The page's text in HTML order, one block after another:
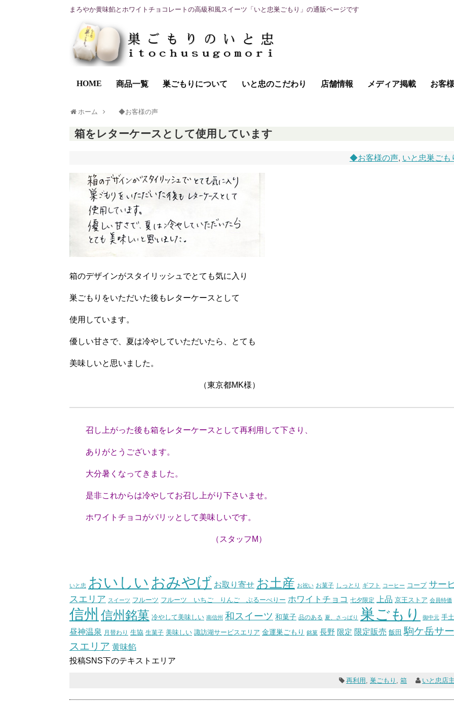
まろやか黄味餡とホワイトチョコレートの高級和風スイーツ「いと忠巣ごもり」の通販ページです
HOME 商品一覧 巣ごもりについて いと忠のこだわり 店舗情報 メディア掲載 お客
ホーム ◆お客様の声
箱をレターケースとして使用しています
◆お客様の声, いと忠巣ごも
箱のデザインがスタイリッシュでとても気に入り
巣ごもりをいただいた後もレターケースとして
使用しています。
優しい甘さで、夏は冷やしていただいたら、とても
美味しいと思いました。
（東京都MK様）
召し上がった後も箱をレターケースとして再利用して下さり、
ありがとうございます。
大分暑くなってきました。
是非これからは冷やしてお召し上がり下さいませ。
ホワイトチョコがパリッとして美味しいです。
（スタッフM）
いと忠 おいしい おみやげ お取り寄せ お土産 お祝い お菓子 しっとり ギフト コーヒー コープ サー
スエリア スイーツ フルーツ フルーツ いちご りんご ぶるーべりー ホワイトチョコ 七夕限定 上品 京王ストア 会員特価
信州 信州銘菓 冷やして美味しい 南信州 和スイーツ 和菓子 品のある 夏、さっぱり 巣ごもり 御中元 手
昼神温泉 月替わり 生協 生菓子 美味しい 諏訪湖サービスエリア 金運巣ごもり 銘菓 長野 限定 限定販売 飯田 駒ケ岳サ
スエリア 黄味餡
投稿SNS下のテキストエリア
再利用 ,巣ごもり ,箱 いと忠店主